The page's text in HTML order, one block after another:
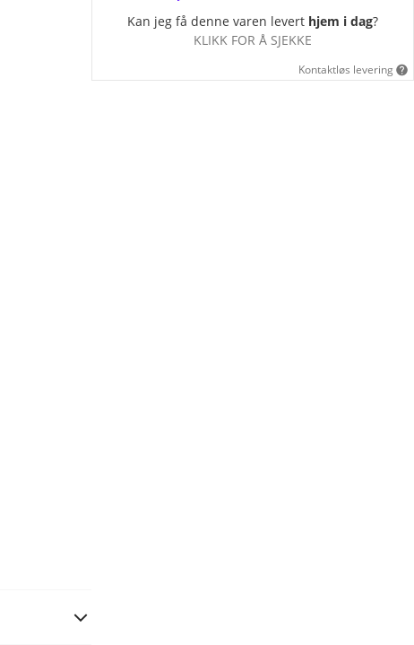
Kan jeg få denne varen levert hjem i dag?
KLIKK FOR Å SJEKKE
Kontaktløs levering